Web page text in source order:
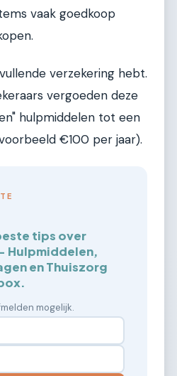
vaak goedkoop
verzekering hebt.
vergoeden deze
hulpmiddelen tot een
€100 per jaar).
tips over
Hulpmiddelen,
en Thuiszorg
mogelijk.